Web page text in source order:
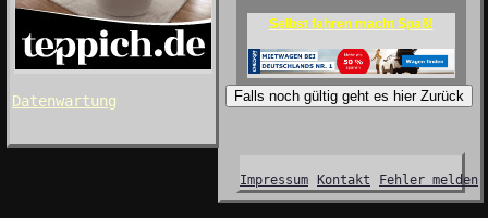
Datenwartung
Selbst fahren macht Spaß!
Falls noch gültig geht es hier Zurück
Impressum Kontakt Fehler melden